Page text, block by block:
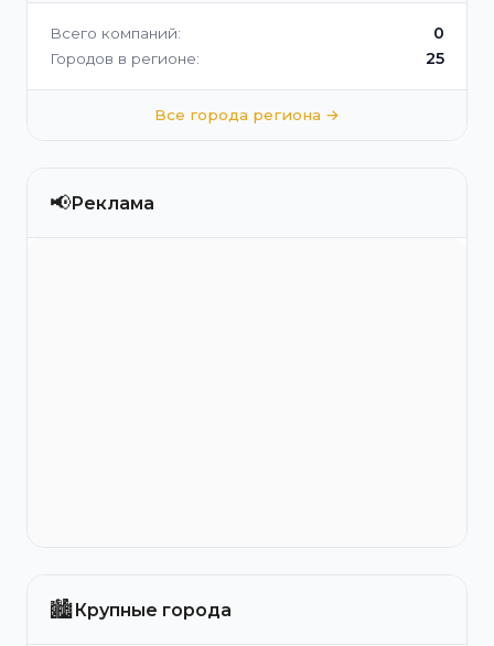
Всего компаний: 0
Городов в регионе: 25
Все города региона →
📢Реклама
🏙️Крупные города